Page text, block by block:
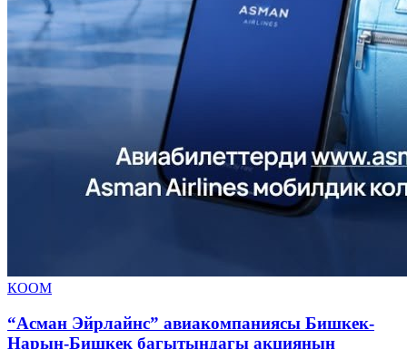
КООМ
“Асман Эйрлайнс” авиакомпаниясы Бишкек-
Нарын-Бишкек багытындагы акциянын